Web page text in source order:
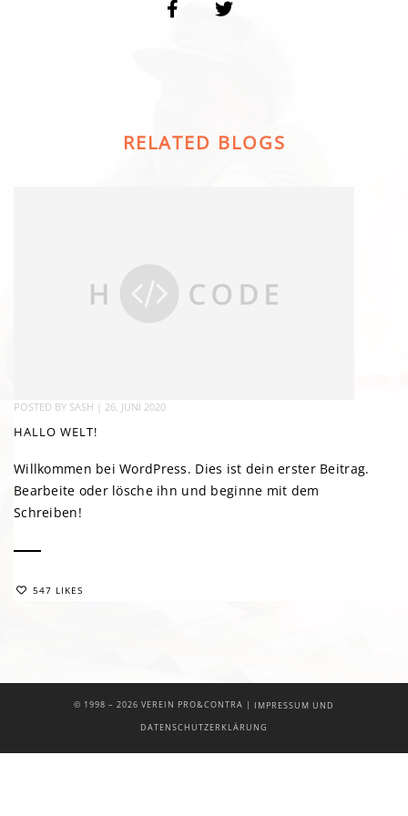
RELATED BLOGS
POSTED BY SASH 26. JUNI 2020
HALLO WELT!
Willkommen bei WordPress. Dies ist dein erster Beitrag.
Bearbeite oder lösche ihn und beginne mit dem
Schreiben!
547 LIKES
© 1998 – 2026 VEREIN PRO&CONTRA | IMPRESSUM UND
DATENSCHUTZERKLÄRUNG